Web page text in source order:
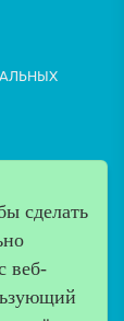
сделать
веб-